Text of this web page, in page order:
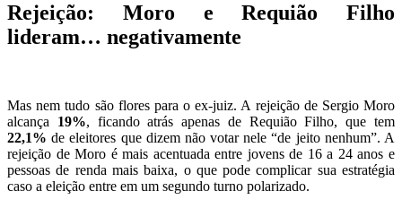
Rejeição: Moro e Requião Filho
lideram… negativamente
Mas nem tudo são flores para o ex-juiz. A rejeição de Sergio Moro
alcança 19%, ficando atrás apenas de Requião Filho, que tem
22,1% de eleitores que dizem não votar nele “de jeito nenhum”. A
rejeição de Moro é mais acentuada entre jovens de 16 a 24 anos e
pessoas de renda mais baixa, o que pode complicar sua estratégia
caso a eleição entre em um segundo turno polarizado.